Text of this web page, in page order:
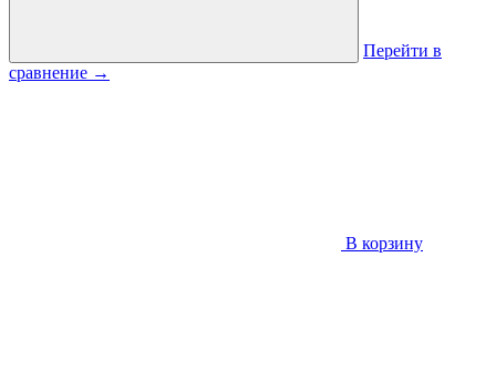
Перейти в
сравнение →
В корзину